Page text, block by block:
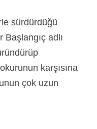
sürdürdüğü
adlı
karşısına
çok uzun